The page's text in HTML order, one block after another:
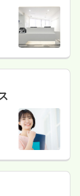
一般病院
一時募集休止